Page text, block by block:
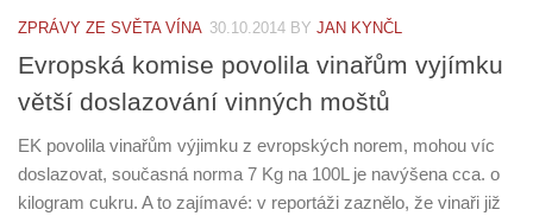
ZPRÁVY ZE SVĚTA VÍNA 30.10.2014 BY JAN KYNČL
Evropská komise povolila vinařům vyjímku
větší doslazování vinných moštů
EK povolila vinařům výjimku z evropských norem, mohou víc
doslazovat, současná norma 7 Kg na 100L je navýšena cca. o
kilogram cukru. A to zajímavé: v reportáži zaznělo, že vinaři již